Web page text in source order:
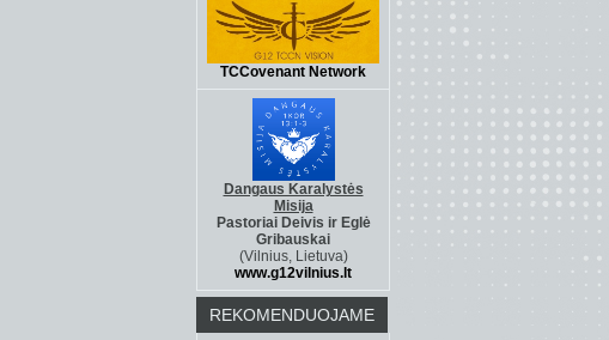
TCCovenant Network
Dangaus Karalystės
Misija
Pastoriai Deivis ir Eglė
Gribauskai
(Vilnius, Lietuva)
www.g12vilnius.lt
REKOMENDUOJAME